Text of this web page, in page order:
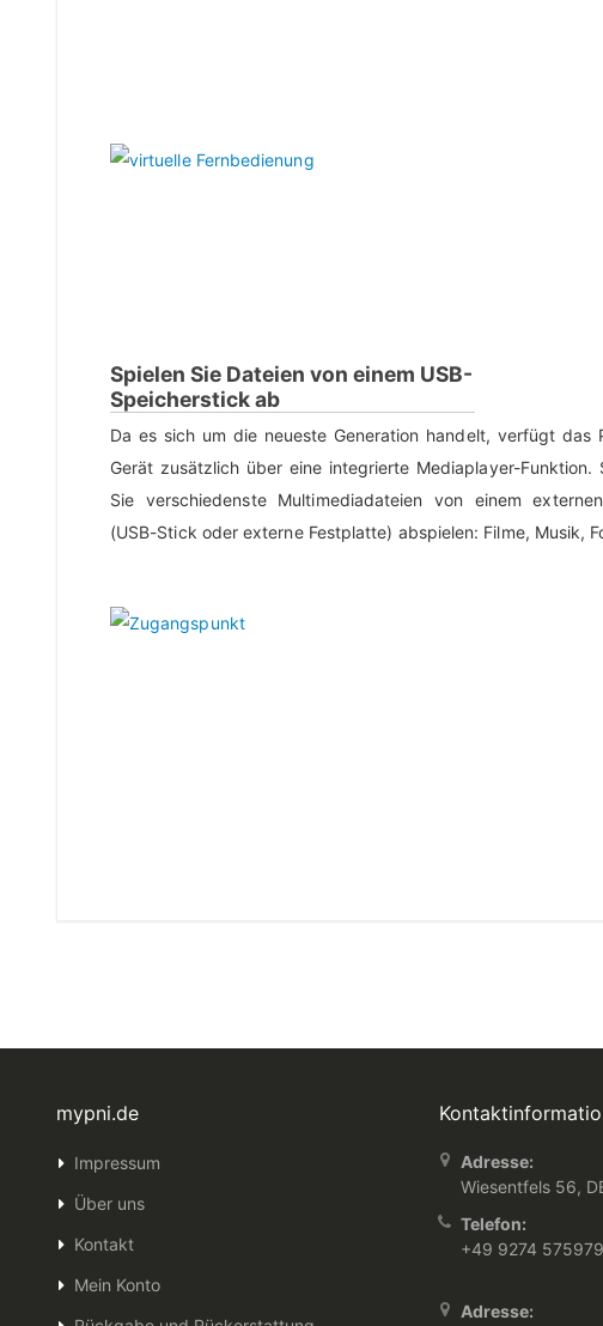
Spielen Sie Dateien von einem USB-
Speicherstick ab
Da es sich um die neueste Generation handelt, verfügt das
Gerät zusätzlich über eine integrierte Mediaplayer-Funktion.
Sie verschiedenste Multimediadateien von einem
(USB-Stick oder externe Festplatte) abspielen: Filme, Musik,
mypni.de
Impressum
Über uns
Kontakt
Mein Konto
Adresse:
Wiesentfels 56,
Telefon:
+49 9274
Adresse: